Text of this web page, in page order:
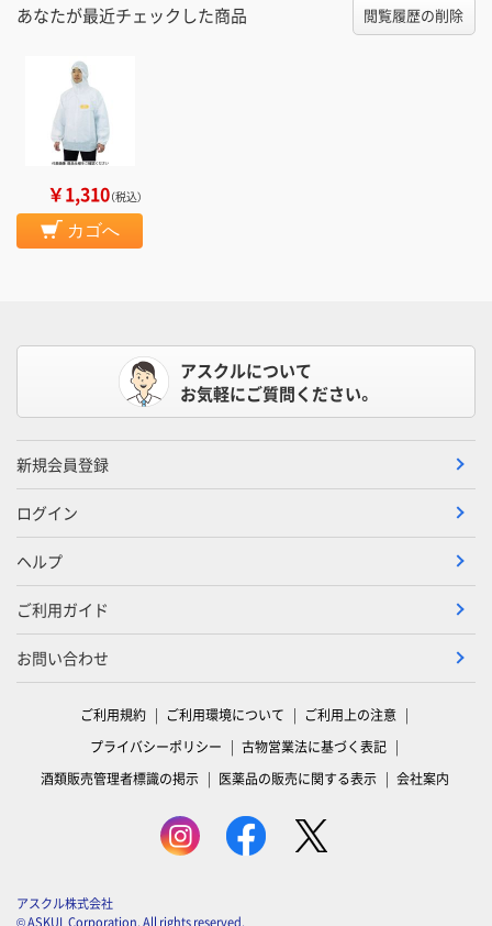
あなたが最近チェックした商品 閲覧履歴の削除
￥1,310（税込）
カゴへ
アスクルについて
お気軽にご質問ください。
新規会員登録
ログイン
ヘルプ
ご利用ガイド
お問い合わせ
ご利用規約 ご利用環境について
ご利用上の注意
プライバシーポリシー
古物営業法に基づく表記
酒類販売管理者標識の掲示
医薬品の販売に関する表示 会社案内
アスクル株式会社
© ASKUL Corporation. All rights reserved.